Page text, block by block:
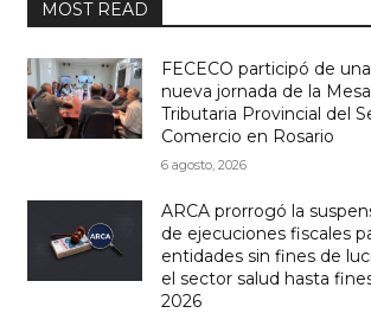
MOST READ
FECECO participó de una
nueva jornada de la Mesa
Tributaria Provincial del
Comercio en Rosario
6 agosto, 2026
ARCA prorrogó la
de ejecuciones fiscales
entidades sin fines de
el sector salud hasta
2026